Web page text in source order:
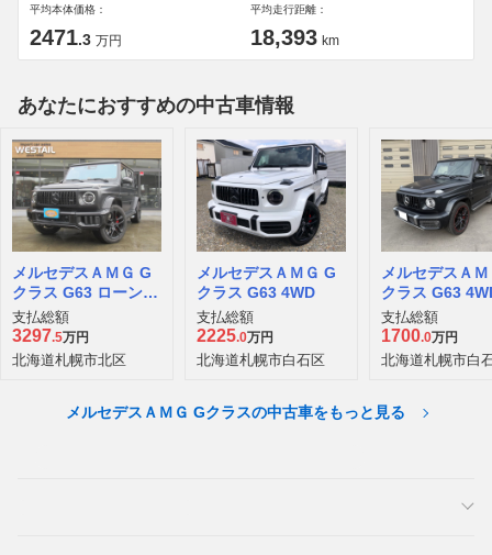
平均本体価格：
2471.3 万円
平均走行距離：
18,393 km
あなたにおすすめの中古車情報
メルセデスＡＭＧ G
クラス G63 ローンチ
エディション (ISG搭
載モデル) 4WD
支払総額
3297.5万円
北海道札幌市北区
メルセデスＡＭＧ G
クラス G63 4WD
支払総額
2225.0万円
北海道札幌市白石区
メルセデスＡ
クラス G63
支払総額
1700.0万円
北海道札幌市白
メルセデスＡＭＧ Gクラスの中古車をもっと見る